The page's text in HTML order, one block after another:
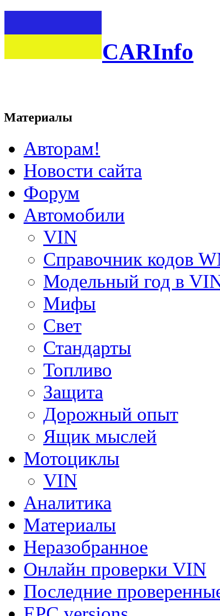
CARInfo
Материалы
Авторам!
Новости сайта
Форум
Автомобили
VIN
Справочник кодов
Модельный год в
Мифы
Свет
Стандарты
Топливо
Защита
Дорожный опыт
Ящик мыслей
Мотоциклы
VIN
Аналитика
Материалы
Неразобранное
Онлайн проверки VIN
Последние